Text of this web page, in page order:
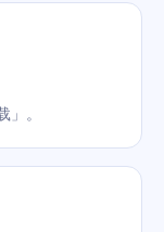
。